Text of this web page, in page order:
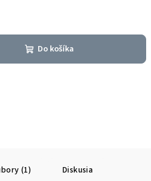
Do košíka
(1) Diskusia